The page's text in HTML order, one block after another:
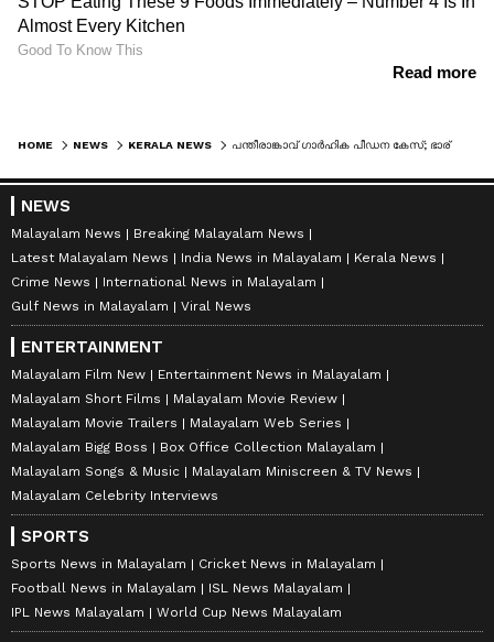
HOME NEWS KERALA NEWS പന്തീരാങ്കാവ് ​ഗാർഹിക പീഡന കേസ്; ഭാര്യയുമായി ഒത്തുതീർപ്പായെന്ന് രാഹുൽ; ഹർജി ഹൈക്കോടതി ഇന്ന് പരി​ഗണിക്കും
NEWS
Malayalam News
Breaking Malayalam News
Latest Malayalam News
India News in Malayalam
Kerala News
Crime News
International News in Malayalam
Gulf News in Malayalam
Viral News
ENTERTAINMENT
Malayalam Film New
Entertainment News in Malayalam
Malayalam Short Films
Malayalam Movie Review
Malayalam Movie Trailers
Malayalam Web Series
Malayalam Bigg Boss
Box Office Collection Malayalam
Malayalam Songs & Music
Malayalam Miniscreen & TV News
Malayalam Celebrity Interviews
SPORTS
Sports News in Malayalam
Cricket News in Malayalam
Football News in Malayalam
ISL News Malayalam
IPL News Malayalam
World Cup News Malayalam